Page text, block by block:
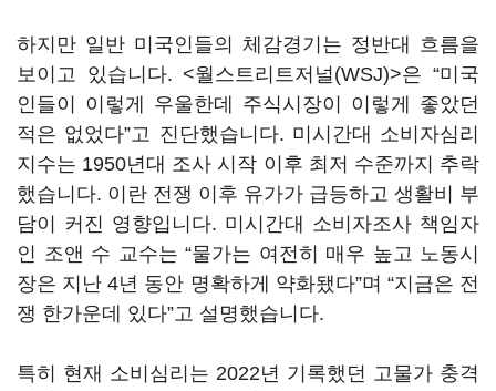
하지만 일반 미국인들의 체감경기는 정반대 흐름을
보이고 있습니다. <월스트리트저널(WSJ)>은 “미국
인들이 이렇게 우울한데 주식시장이 이렇게 좋았던
적은 없었다”고 진단했습니다. 미시간대 소비자심리
지수는 1950년대 조사 시작 이후 최저 수준까지 추락
했습니다. 이란 전쟁 이후 유가가 급등하고 생활비 부
담이 커진 영향입니다. 미시간대 소비자조사 책임자
인 조앤 수 교수는 “물가는 여전히 매우 높고 노동시
장은 지난 4년 동안 명확하게 약화됐다”며 “지금은 전
쟁 한가운데 있다”고 설명했습니다.
특히 현재 소비심리는 2022년 기록했던 고물가 충격